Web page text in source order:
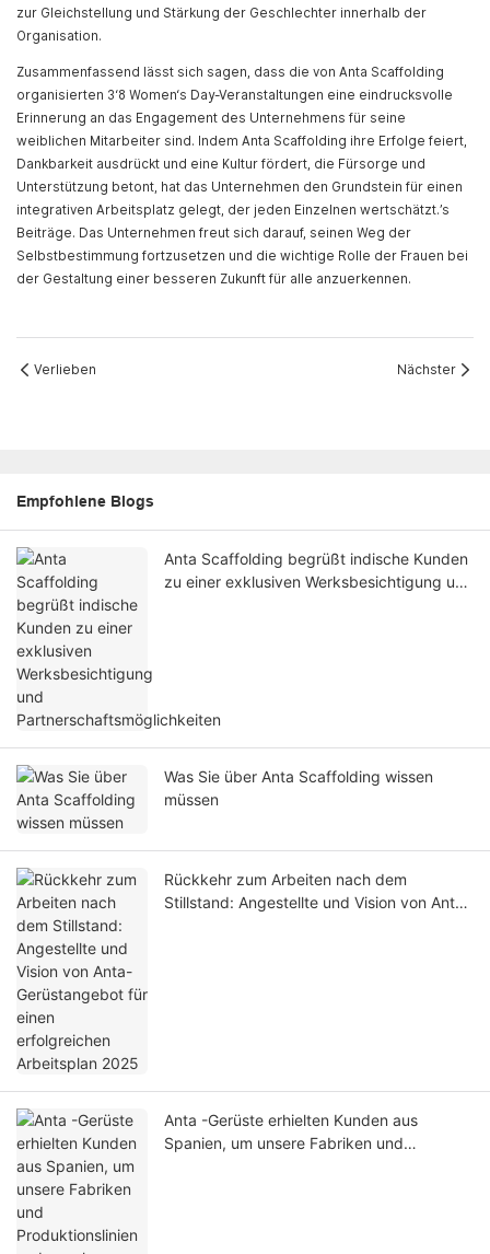
zur Gleichstellung und Stärkung der Geschlechter innerhalb der
Organisation.
Zusammenfassend lässt sich sagen, dass die von Anta Scaffolding
organisierten 3‘8 Women‘s Day-Veranstaltungen eine eindrucksvolle
Erinnerung an das Engagement des Unternehmens für seine
weiblichen Mitarbeiter sind. Indem Anta Scaffolding ihre Erfolge feiert,
Dankbarkeit ausdrückt und eine Kultur fördert, die Fürsorge und
Unterstützung betont, hat das Unternehmen den Grundstein für einen
integrativen Arbeitsplatz gelegt, der jeden Einzelnen wertschätzt.’s
Beiträge. Das Unternehmen freut sich darauf, seinen Weg der
Selbstbestimmung fortzusetzen und die wichtige Rolle der Frauen bei
der Gestaltung einer besseren Zukunft für alle anzuerkennen.
Verlieben Nächster
Empfohlene Blogs
Anta Scaffolding begrüßt indische Kunden
zu einer exklusiven Werksbesichtigung und
Was Sie über Anta Scaffolding wissen
müssen
Rückkehr zum Arbeiten nach dem
Stillstand: Angestellte und Vision von Anta-
Anta -Gerüste erhielten Kunden aus
Spanien, um unsere Fabriken und